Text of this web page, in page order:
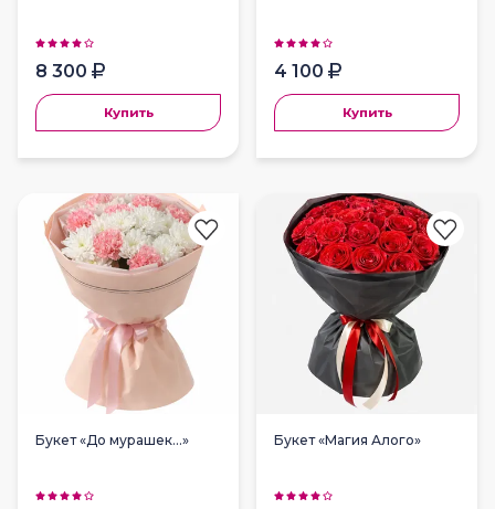
8 300
Купить
4 100
Купить
Букет «До мурашек…» Букет «Магия Алого»